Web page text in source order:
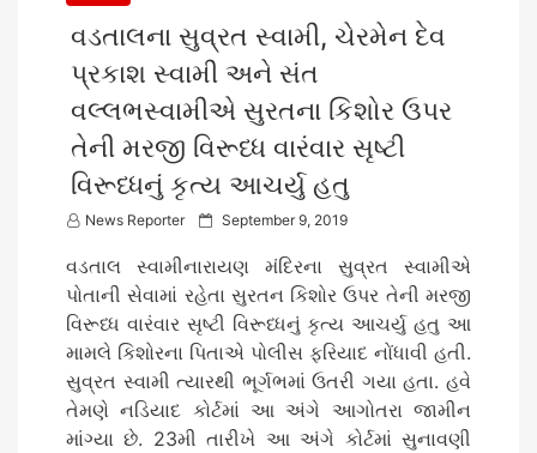
વડતાલના સુવ્રત સ્વામી, ચેરમેન દેવ
પ્રકાશ સ્વામી અને સંત
વલ્લભસ્વામીએ સુરતના કિશોર ઉપર
તેની મરજી વિરૂધ્ધ વારંવાર સૃષ્ટી
વિરૂધ્ધનું કૃત્ય આચર્યુ હતુ
News Reporter
P
s
e
d
o
n
September 9, 2019
વડતાલ સ્વામીનારાયણ મંદિરના સુવ્રત સ્વામીએ
પોતાની સેવામાં રહેતા સુરતન કિશોર ઉપર તેની મરજી
વિરૂધ્ધ વારંવાર સૃષ્ટી વિરૂધ્ધનું કૃત્ય આચર્યુ હતુ આ
મામલે કિશોરના પિતાએ પોલીસ ફરિયાદ નોંધાવી હતી.
સુવ્રત સ્વામી ત્યારથી ભૂર્ગભમાં ઉતરી ગયા હતા. હવે
તેમણે નડિયાદ કોર્ટમાં આ અંગે આગોતરા જામીન
માંગ્યા છે. 23મી તારીખે આ અંગે કોર્ટમાં સુનાવણી